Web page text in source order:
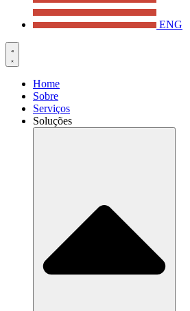
ENG
Home
Sobre
Serviços
Soluções